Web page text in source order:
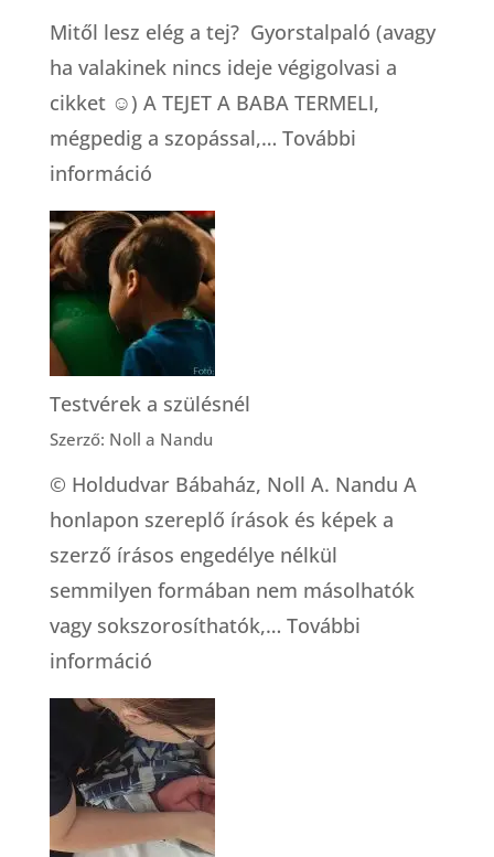
Mitől lesz elég a tej? Gyorstalpaló (avagy
ha valakinek nincs ideje végigolvasi a
cikket ☺) A TEJET A BABA TERMELI,
mégpedig a szopással,… További
információ:
Mitől
lesz
elég
a
tej?
Testvérek a szülésnél
Szerző: Noll a Nandu
© Holdudvar Bábaház, Noll A. Nandu A
honlapon szereplő írások és képek a
szerző írásos engedélye nélkül
semmilyen formában nem másolhatók
vagy sokszorosíthatók,… További
információ:
Testvérek
a
szülésnél